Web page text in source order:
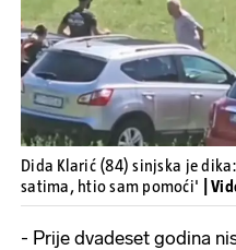
Dida Klarić (84) sinjska je
satima, htio sam pomoći'
|
- Prije dvadeset godina